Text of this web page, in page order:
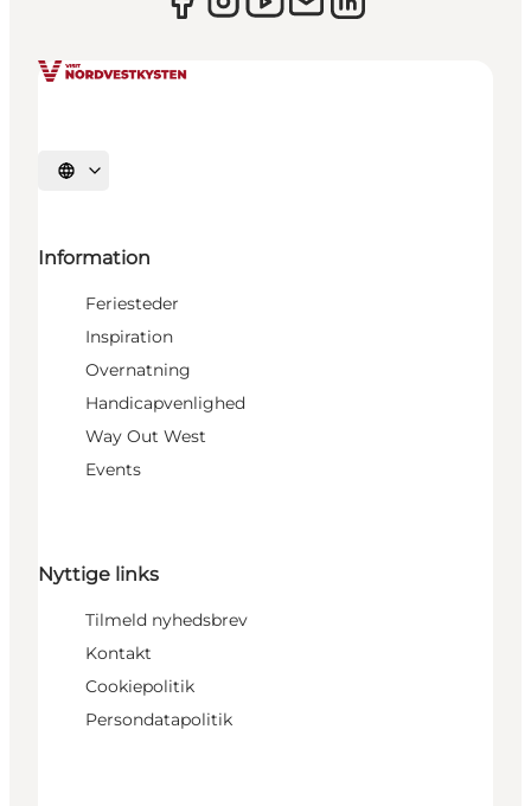
Vælg sprog
Information
Feriesteder
Inspiration
Overnatning
Handicapvenlighed
Way Out West
Events
Nyttige links
Tilmeld nyhedsbrev
Kontakt
Cookiepolitik
Persondatapolitik